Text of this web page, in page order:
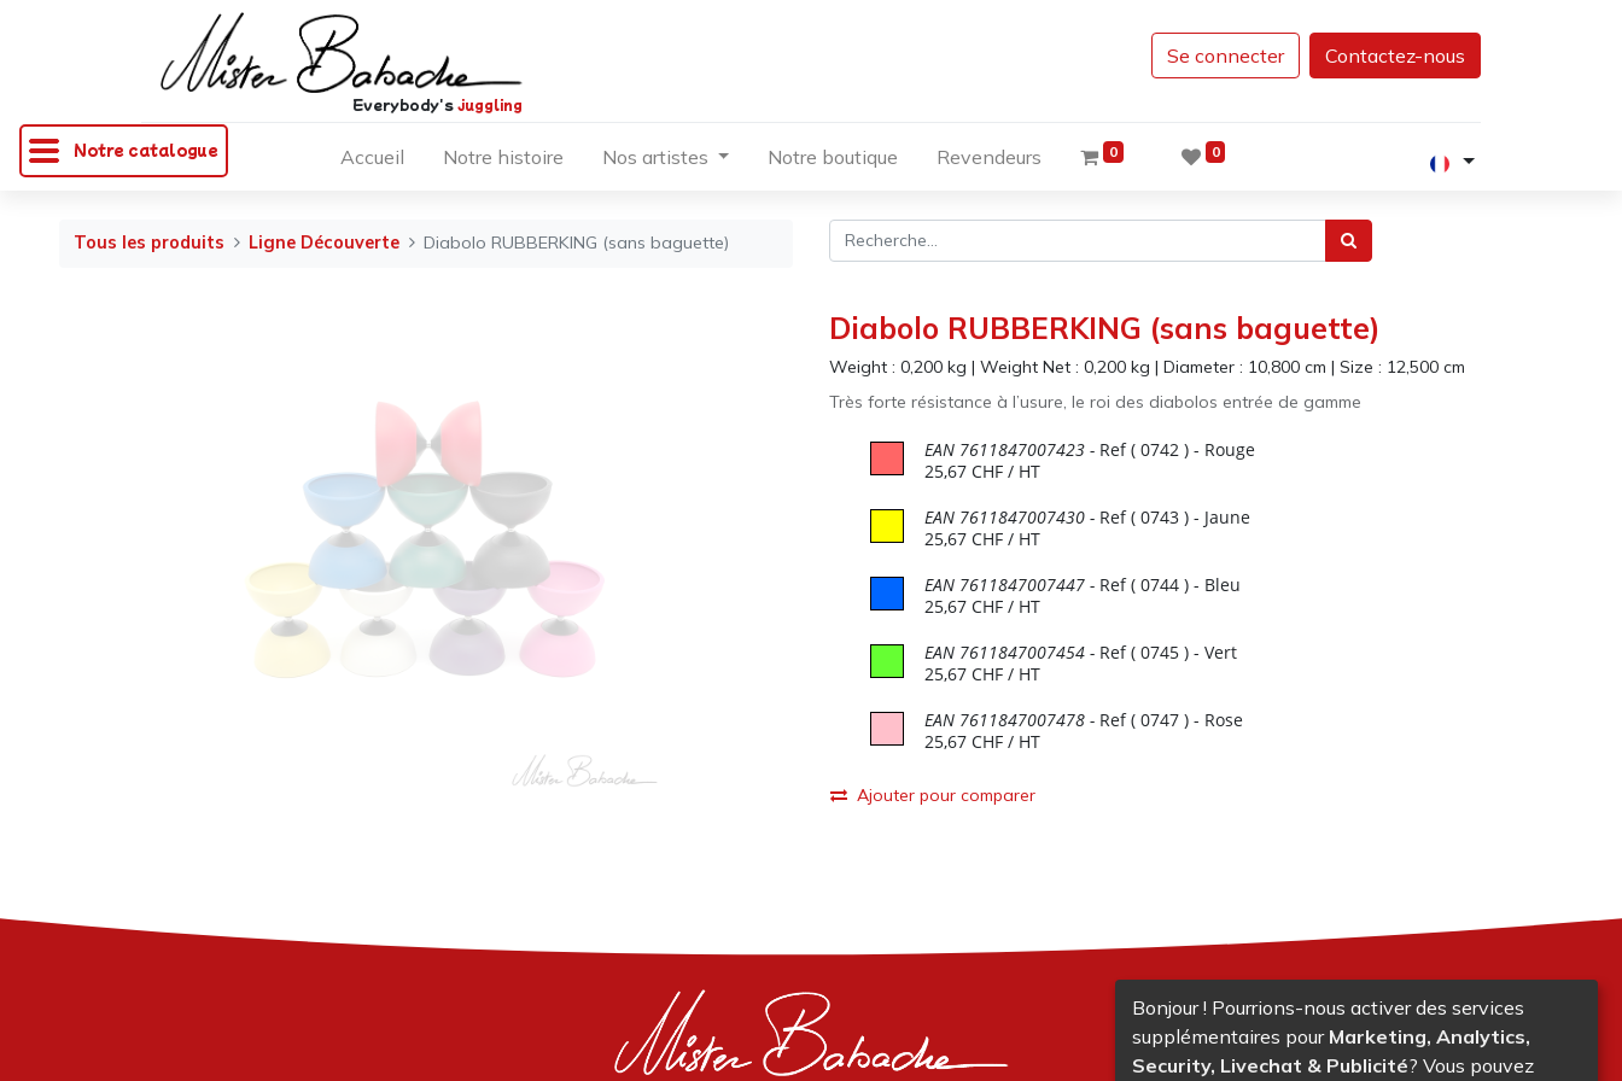
Notre catalogue
Everybody'sjuggling
Se connecter Contactez-nous
Accueil Notre histoire Nos artistes Notre boutique Revendeurs 0 0
Tous les produits Ligne Découverte Diabolo RUBBERKING (sans baguette)
Diabolo RUBBERKING (sans baguette)
Weight : 0,200kg | Weight Net : 0,200kg | Diameter : 10,800cm | Size : 12,500cm
Très forte résistance à l’usure, le roi des diabolos entrée de gamme
25,67CHF/ HT
EAN 7611847007423- Ref ( 0742 ) - Rouge
25,67CHF/ HT
EAN 7611847007430- Ref ( 0743) - Jaune
25,67CHF/ HT
EAN 7611847007447- Ref ( 0744) - Bleu
25,67CHF/ HT
EAN 7611847007454- Ref ( 0745) - Vert
25,67CHF/ HT
EAN 7611847007478- Ref ( 0747) - Rose
Ajouter pour comparer
Bonjour ! Pourrions-nous activer des services
supplémentaires pour Marketing, Analytics,
Security, Livechat & Publicité? Vous pouvez